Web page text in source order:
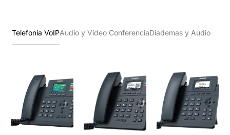
Telefonía VoIPAudio y Video ConferenciaDiademas y Audio